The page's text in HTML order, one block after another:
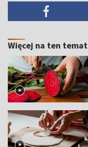
Więcej na ten temat